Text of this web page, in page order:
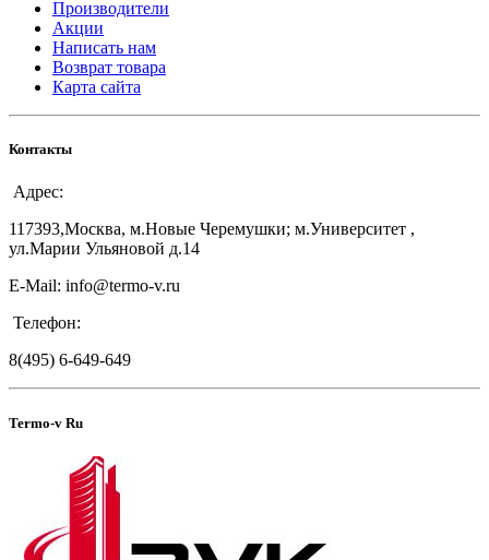
Производители
Акции
Написать нам
Возврат товара
Карта сайта
Контакты
Адрес:
117393,Москва, м.Новые Черемушки; м.Университет ,
ул.Марии Ульяновой д.14
E-Mail: info@termo-v.ru
Телефон:
8(495) 6-649-649
Termo-v Ru